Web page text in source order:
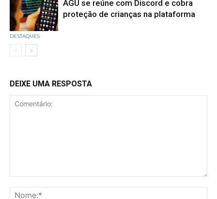
DESTAQUES
AGU se reúne com Discord e cobra
proteção de crianças na plataforma
DEIXE UMA RESPOSTA